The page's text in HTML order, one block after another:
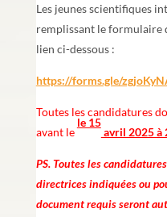
Les jeunes scientifiques
remplissant le formulaire
lien ci-dessous :
https://forms.gle/
Toutes les candidatures
avant le
le 15
avril 2025 à
PS. Toutes les
directrices indiquées ou
document requis seront